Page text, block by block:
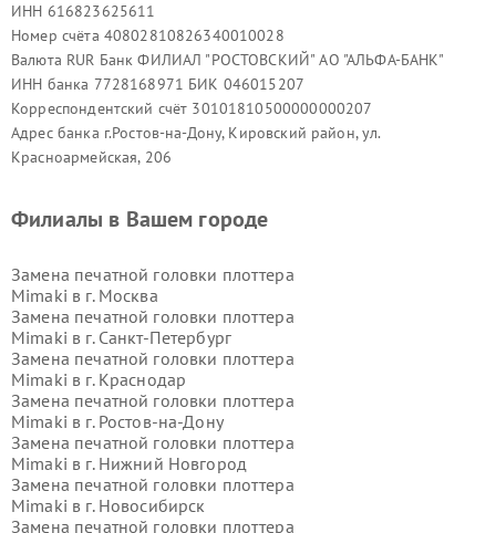
ИНН 616823625611
Номер счёта 40802810826340010028
Валюта RUR Банк ФИЛИАЛ "РОСТОВСКИЙ" АО "АЛЬФА-БАНК"
ИНН банка 7728168971 БИК 046015207
Корреспондентский счёт 30101810500000000207
Адрес банка г.Ростов-на-Дону, Кировский район, ул.
Красноармейская, 206
Филиалы в Вашем городе
Замена печатной головки плоттера
Mimaki в г. Москва
Замена печатной головки плоттера
Mimaki в г. Санкт-Петербург
Замена печатной головки плоттера
Mimaki в г. Краснодар
Замена печатной головки плоттера
Mimaki в г. Ростов-на-Дону
Замена печатной головки плоттера
Mimaki в г. Нижний Новгород
Замена печатной головки плоттера
Mimaki в г. Новосибирск
Замена печатной головки плоттера